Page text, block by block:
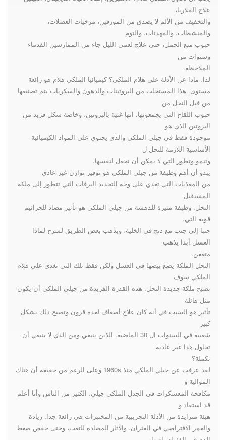
علاج الملاريا،
والتخفيف من الألم لا يصدق من المورفين، مرخيات العضلات،
والمنشطات، والمهدئات، والنوم
حبوب منع الحمل، حتى علاج لعمى الليل جاء من الممارسين القدماء
وسنوات من
الملاحظة.
لذا، ماذا عن الأدلة على هلام الملكي؟ كيميائيا الملكي هلام هو رائعة
مستوى. هذا المستحلب من البروتينات والدهون والسكريات يتم تصنيعها
من قبل النحل من
حبوب اللقاح التي يجمعونها. انها غنية بالبروتين، وخاصة شكل فريد من
البروتين الذي هو
موجودة فقط في جيلي الملكي والذي يحتوي على المواد الكيميائية
الأساسية اللازمة للنحل ل
وتنمو وتطور التي لا يمكن أن تجعل لنفسها.
يبدو أن أهم وظيفة من جيلي الملكي هو توفير توازن غير عادي
من المغذيات التي تغذي على وجه التحديد اليرقات التي تتطور إلى ملكة
المستقبل
النحل. وظيفة مثيرة للدهشة من جيلي الملكي هو تأثير مضاد للجراثيم
قوية التي،
جنبا إلى جنب مع دنج في الخلية، ويذهب بعض الطريق لشرح لماذا
العسل أبدا يذهب
متعفن.
النحل الملكة يضع بيضها في العسل ولكن فقط تلك التي تغذى على هلام
الملكي سوف
تصبح ملكة جديدة النحل. هذه القدرة الفريدة من جيلي الملكي أن يكون
مثل هائلة
تأثير هو السبب في أنه كان علاج أضعاف لعدة قرون وتصبح ذلك بشكل
كبير
شعبية في السنوات ال 30 الماضية. الذين ينبغي ومن الذي لا ينبغي أن
تحاول هذا غير عادية
تكملة؟
لقد عرفت عن جيلي الملكي منذ 1960s وعلى الرغم من حقيقة أن هناك
الموالية و
مكافحة المعسكرات في الجدل الملكي جيلي، الكثير من الناس وأنا أعلم
قد استفاد و
هيئة متزايدة من الأدلة التجريبية من المختبرات هي رائعة جدا. زيادة
والعمر الافتراضي في الفئران، والآثار المضادة للتعب، وحتى خفض ضغط